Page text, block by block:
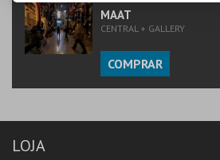
MAAT
CENTRAL + GALLERY
COMPRAR
LOJA